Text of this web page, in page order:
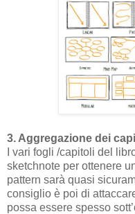
3. Aggregazione dei
I vari fogli /capitoli del
sketchnote per ottenere
pattern sarà quasi
consiglio è poi di
possa essere spesso